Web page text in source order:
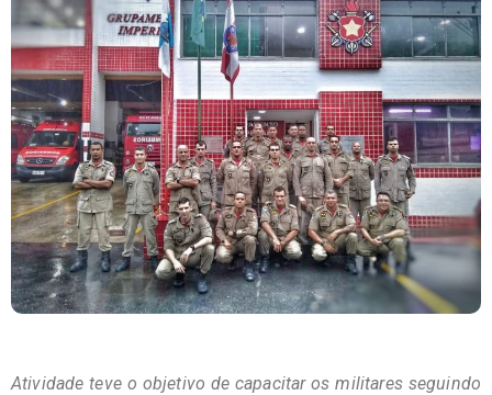
Atividade teve o objetivo de capacitar os militares seguindo